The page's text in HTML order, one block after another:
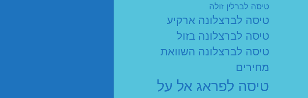
טיסה לברלין זולה
טיסה לברצלונה ארקיע
טיסה לברצלונה בזול
טיסה לברצלונה השוואת
מחירים
טיסה לפראג אל על